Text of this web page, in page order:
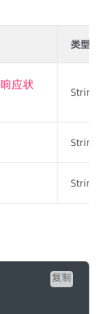
类型
响应状
String
String
String
复制